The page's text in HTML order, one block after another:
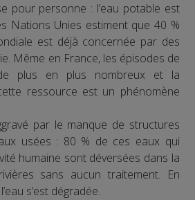
pour personne : l’eau potable est
Nations Unies estiment que 40 %
est déjà concernée par des
Même en France, les épisodes de
plus en plus nombreux et la
ressource est un phénomène
par le manque de structures
usées : 80 % de ces eaux qui
humaine sont déversées dans la
sans aucun traitement. En
s’est dégradée.